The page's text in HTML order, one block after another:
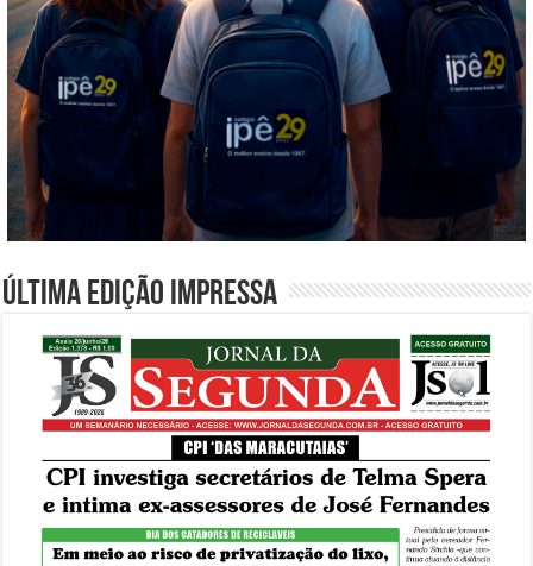
Última edição impressa